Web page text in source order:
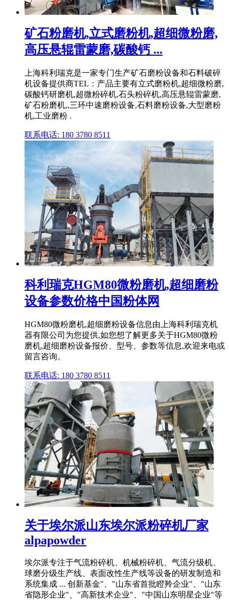
矿石粉磨机,立式磨粉机,超细微粉磨,
高压悬辊雷蒙磨,碳酸钙 ...
上海科利瑞克是一家专门生产矿石磨粉设备和石料破碎
机设备提供商TEL：产品主要有立式磨粉机,超细微粉磨,
碳酸钙研磨机,超微粉碎机,石头粉碎机,高压悬辊雷蒙磨,
矿石粉磨机,,三环中速磨粉设备,石料磨粉设备,大型磨粉
机,工业磨粉 .
联系电话: 180 3780 8511
科利瑞克HGM80微粉磨机,超细磨粉
设备参数价格中国粉体网
HGM80微粉磨机,超细磨粉设备信息由上海科利瑞克机
器有限公司为您提供,如您想了解更多关于HGM80微粉
磨机,超细磨粉设备报价、型号、参数等信息,欢迎来电或
留言咨询。
联系电话: 180 3780 8511
关于埃尔派山东埃尔派粉碎机厂家
alpapowder
埃尔派专注于气流粉碎机、机械粉碎机、气流分级机、
球磨分级生产线、表面改性生产线等设备的研发制造和
系统集成 ... 创新基金"、"山东省首批瞪羚企业"、"山东
省隐形企业"、"高新技术企业"、"中国山东明星企业"等